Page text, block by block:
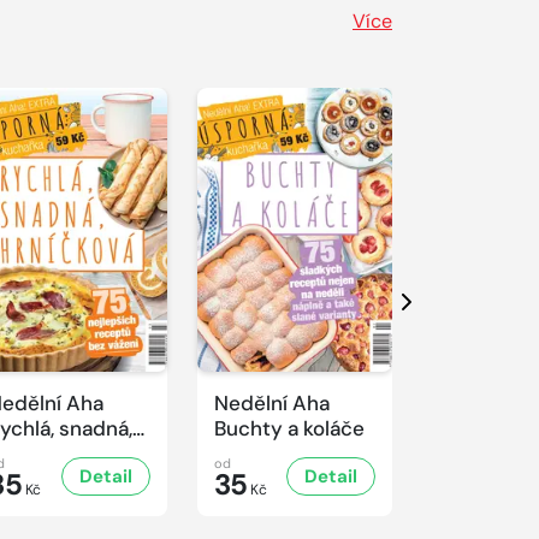
Více
Aha
snadná,
hrníčková
Kč
Detail
Nedělní Aha
Buchty a koláče
od
35 Kč
Detail
Další